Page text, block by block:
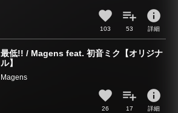
103 53
info
詳細
最低!! / Magens feat. 初音ミク【オリジナ
ル】
Magens
26 17
info
詳細